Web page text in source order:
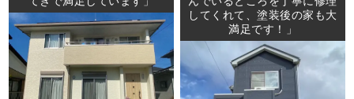
してくれて、塗装後の家も大
満足です！」